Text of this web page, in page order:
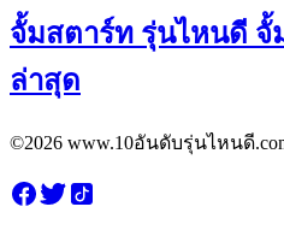
จั้มสตาร์ท รุ่นไหนดี
ล่าสุด
©2026 www.10อันดับรุ่นไหนดี